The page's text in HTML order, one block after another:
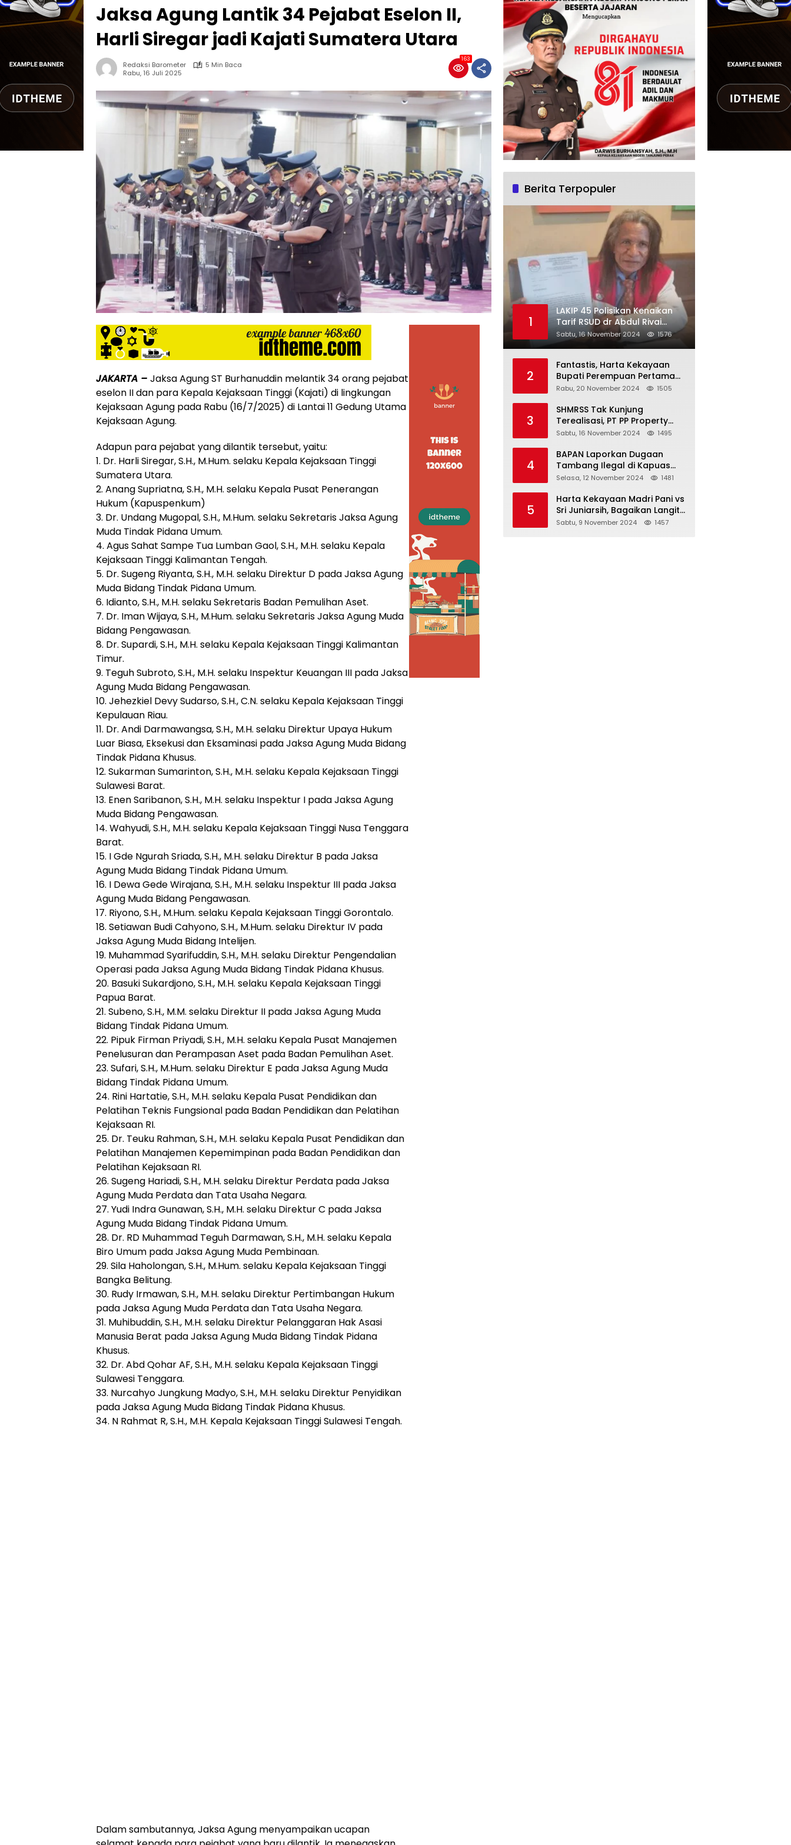
Jaksa Agung Lantik 34 Pejabat Eselon II,
Harli Siregar jadi Kajati Sumatera Utara
Redaksi Barometer
5 Min Baca
Rabu, 16 Juli 2025
163
JAKARTA – Jaksa Agung ST Burhanuddin melantik 34 orang pejabat
eselon II dan para Kepala Kejaksaan Tinggi (Kajati) di lingkungan
Kejaksaan Agung pada Rabu (16/7/2025) di Lantai 11 Gedung Utama
Kejaksaan Agung.
Adapun para pejabat yang dilantik tersebut, yaitu:
1. Dr. Harli Siregar, S.H., M.Hum. selaku Kepala Kejaksaan Tinggi
Sumatera Utara.
2. Anang Supriatna, S.H., M.H. selaku Kepala Pusat Penerangan
Hukum (Kapuspenkum)
3. Dr. Undang Mugopal, S.H., M.Hum. selaku Sekretaris Jaksa Agung
Muda Tindak Pidana Umum.
4. Agus Sahat Sampe Tua Lumban Gaol, S.H., M.H. selaku Kepala
Kejaksaan Tinggi Kalimantan Tengah.
5. Dr. Sugeng Riyanta, S.H., M.H. selaku Direktur D pada Jaksa Agung
Muda Bidang Tindak Pidana Umum.
6. Idianto, S.H., M.H. selaku Sekretaris Badan Pemulihan Aset.
7. Dr. Iman Wijaya, S.H., M.Hum. selaku Sekretaris Jaksa Agung Muda
Bidang Pengawasan.
8. Dr. Supardi, S.H., M.H. selaku Kepala Kejaksaan Tinggi Kalimantan
Timur.
9. Teguh Subroto, S.H., M.H. selaku Inspektur Keuangan III pada Jaksa
Agung Muda Bidang Pengawasan.
10. Jehezkiel Devy Sudarso, S.H., C.N. selaku Kepala Kejaksaan Tinggi
Kepulauan Riau.
11. Dr. Andi Darmawangsa, S.H., M.H. selaku Direktur Upaya Hukum
Luar Biasa, Eksekusi dan Eksaminasi pada Jaksa Agung Muda Bidang
Tindak Pidana Khusus.
12. Sukarman Sumarinton, S.H., M.H. selaku Kepala Kejaksaan Tinggi
Sulawesi Barat.
13. Enen Saribanon, S.H., M.H. selaku Inspektur I pada Jaksa Agung
Muda Bidang Pengawasan.
14. Wahyudi, S.H., M.H. selaku Kepala Kejaksaan Tinggi Nusa Tenggara
Barat.
15. I Gde Ngurah Sriada, S.H., M.H. selaku Direktur B pada Jaksa
Agung Muda Bidang Tindak Pidana Umum.
16. I Dewa Gede Wirajana, S.H., M.H. selaku Inspektur III pada Jaksa
Agung Muda Bidang Pengawasan.
17. Riyono, S.H., M.Hum. selaku Kepala Kejaksaan Tinggi Gorontalo.
18. Setiawan Budi Cahyono, S.H., M.Hum. selaku Direktur IV pada
Jaksa Agung Muda Bidang Intelijen.
19. Muhammad Syarifuddin, S.H., M.H. selaku Direktur Pengendalian
Operasi pada Jaksa Agung Muda Bidang Tindak Pidana Khusus.
20. Basuki Sukardjono, S.H., M.H. selaku Kepala Kejaksaan Tinggi
Papua Barat.
21. Subeno, S.H., M.M. selaku Direktur II pada Jaksa Agung Muda
Bidang Tindak Pidana Umum.
22. Pipuk Firman Priyadi, S.H., M.H. selaku Kepala Pusat Manajemen
Penelusuran dan Perampasan Aset pada Badan Pemulihan Aset.
23. Sufari, S.H., M.Hum. selaku Direktur E pada Jaksa Agung Muda
Bidang Tindak Pidana Umum.
24. Rini Hartatie, S.H., M.H. selaku Kepala Pusat Pendidikan dan
Pelatihan Teknis Fungsional pada Badan Pendidikan dan Pelatihan
Kejaksaan RI.
25. Dr. Teuku Rahman, S.H., M.H. selaku Kepala Pusat Pendidikan dan
Pelatihan Manajemen Kepemimpinan pada Badan Pendidikan dan
Pelatihan Kejaksaan RI.
26. Sugeng Hariadi, S.H., M.H. selaku Direktur Perdata pada Jaksa
Agung Muda Perdata dan Tata Usaha Negara.
27. Yudi Indra Gunawan, S.H., M.H. selaku Direktur C pada Jaksa
Agung Muda Bidang Tindak Pidana Umum.
28. Dr. RD Muhammad Teguh Darmawan, S.H., M.H. selaku Kepala
Biro Umum pada Jaksa Agung Muda Pembinaan.
29. Sila Haholongan, S.H., M.Hum. selaku Kepala Kejaksaan Tinggi
Bangka Belitung.
30. Rudy Irmawan, S.H., M.H. selaku Direktur Pertimbangan Hukum
pada Jaksa Agung Muda Perdata dan Tata Usaha Negara.
31. Muhibuddin, S.H., M.H. selaku Direktur Pelanggaran Hak Asasi
Manusia Berat pada Jaksa Agung Muda Bidang Tindak Pidana
Khusus.
32. Dr. Abd Qohar AF, S.H., M.H. selaku Kepala Kejaksaan Tinggi
Sulawesi Tenggara.
33. Nurcahyo Jungkung Madyo, S.H., M.H. selaku Direktur Penyidikan
pada Jaksa Agung Muda Bidang Tindak Pidana Khusus.
34. N Rahmat R, S.H., M.H. Kepala Kejaksaan Tinggi Sulawesi Tengah.
Dalam sambutannya, Jaksa Agung menyampaikan ucapan
Berita Terpopuler
1
LAKIP 45 Polisikan Kenaikan
Tarif RSUD dr Abdul Rivai
300℅
Sabtu, 16 November 2024 1576
2
Fantastis, Harta Kekayaan
Bupati Perempuan Pertama
Berau Sri Juniarsih Mas Naik
Rabu, 20 November 2024 1505
3
SHMRSS Tak Kunjung
Terealisasi, PT PP Property
Tbk Surabaya Kembali
Sabtu, 16 November 2024 1495
4
BAPAN Laporkan Dugaan
Tambang Ilegal di Kapuas
Hulu, Karena Oknum APH
Selasa, 12 November 2024 1481
5
Harta Kekayaan Madri Pani vs
Sri Juniarsih, Bagaikan Langit
dan Bumi
Sabtu, 9 November 2024 1457